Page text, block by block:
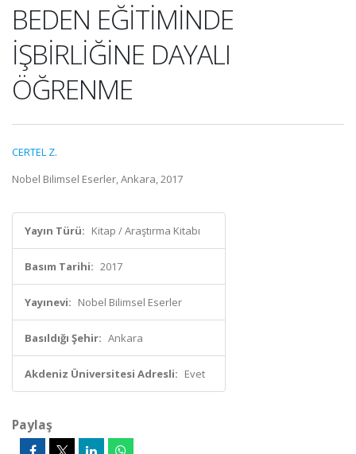
BEDEN EĞİTİMİNDE
İŞBİRLİĞİNE DAYALI
ÖĞRENME
CERTEL Z.
Nobel Bilimsel Eserler, Ankara, 2017
Yayın Türü: Kitap / Araştırma Kitabı
Basım Tarihi: 2017
Yayınevi: Nobel Bilimsel Eserler
Basıldığı Şehir: Ankara
Akdeniz Üniversitesi Adresli: Evet
Paylaş